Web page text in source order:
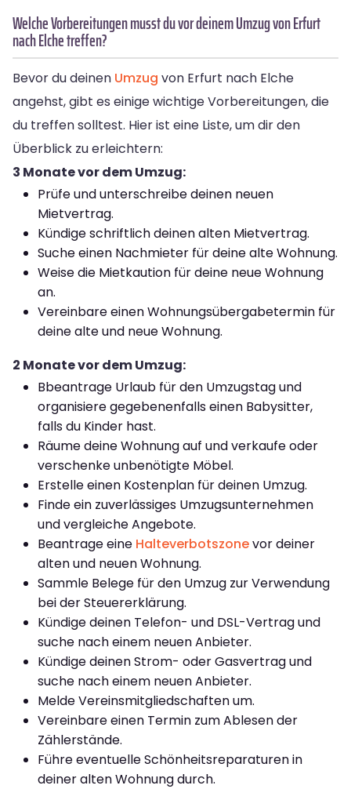
Welche Vorbereitungen musst du vor deinem Umzug von Erfurt
nach Elche treffen?
Bevor du deinen Umzug von Erfurt nach Elche
angehst, gibt es einige wichtige Vorbereitungen, die
du treffen solltest. Hier ist eine Liste, um dir den
Überblick zu erleichtern:
3 Monate vor dem Umzug:
Prüfe und unterschreibe deinen neuen
Mietvertrag.
Kündige schriftlich deinen alten Mietvertrag.
Suche einen Nachmieter für deine alte Wohnung.
Weise die Mietkaution für deine neue Wohnung
an.
Vereinbare einen Wohnungsübergabetermin für
deine alte und neue Wohnung.
2 Monate vor dem Umzug:
Bbeantrage Urlaub für den Umzugstag und
organisiere gegebenenfalls einen Babysitter,
falls du Kinder hast.
Räume deine Wohnung auf und verkaufe oder
verschenke unbenötigte Möbel.
Erstelle einen Kostenplan für deinen Umzug.
Finde ein zuverlässiges Umzugsunternehmen
und vergleiche Angebote.
Beantrage eine Halteverbotszonevor deiner
alten und neuen Wohnung.
Sammle Belege für den Umzug zur Verwendung
bei der Steuererklärung.
Kündige deinen Telefon- und DSL-Vertrag und
suche nach einem neuen Anbieter.
Kündige deinen Strom- oder Gasvertrag und
suche nach einem neuen Anbieter.
Melde Vereinsmitgliedschaften um.
Vereinbare einen Termin zum Ablesen der
Zählerstände.
Führe eventuelle Schönheitsreparaturen in
deiner alten Wohnung durch.